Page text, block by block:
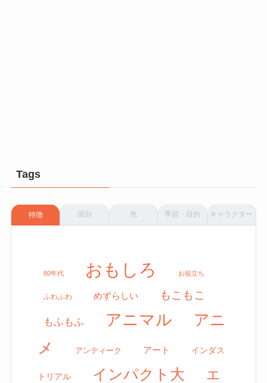
Tags
特徴 国別 色 季節・目的 キャラクター
80年代 おもしろ お役立ち
ふわふわ めずらしい もこもこ
もふもふ アニマル
アニ
メ
アンティーク アート インダス
トリアル インパクト大
エ